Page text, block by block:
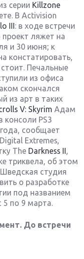
серии Killzone
В Activision
III: в ходе встречи
ляжет на
и 30 июня; к
констатировать,
Печальные
из офиса
скончался
из арт в таких
V: Skyrim Адам
консоли PS3
сообщает
Extremes,
The Darkness II,
триквела, об этом
студия
о разработке
под названием
5 по 9 марта.
До встречи